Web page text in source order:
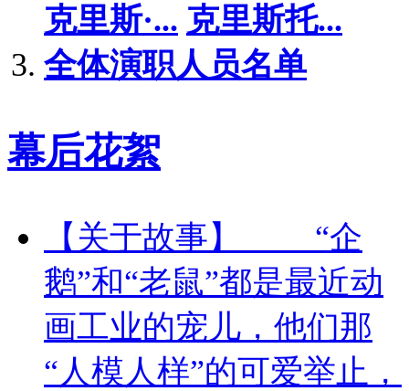
克里斯·... 克里斯托...
全体演职人员名单
幕后花絮
【关于故事】 “企
鹅”和“老鼠”都是最近动
画工业的宠儿，他们那
“人模人样”的可爱举止，